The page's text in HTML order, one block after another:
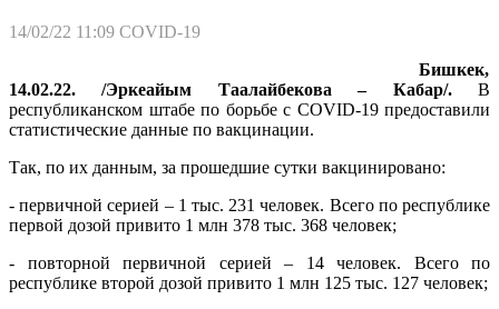
14/02/22 11:09 COVID-19
Бишкек,
14.02.22. /Эркеайым Таалайбекова – Кабар/.В
республиканском штабе по борьбе с COVID-19 предоставили
статистические данные по вакцинации.
Так, по их данным, за прошедшие сутки вакцинировано:
- первичной серией – 1 тыс. 231 человек. Всего по республике
первой дозой привито 1 млн 378 тыс. 368 человек;
- повторной первичной серией – 14 человек. Всего по
республике второй дозой привито 1 млн 125 тыс. 127 человек;